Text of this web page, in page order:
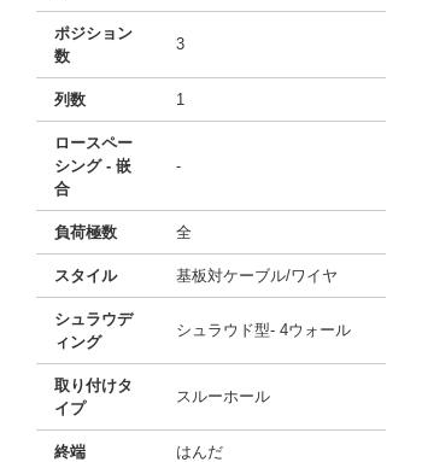
ポジション
数
3
列数 1
ロースペー
シング - 嵌
合
-
負荷極数 全
スタイル 基板対ケーブル/ワイヤ
シュラウデ
ィング
シュラウド型- 4ウォール
取り付けタ
イプ
スルーホール
終端 はんだ